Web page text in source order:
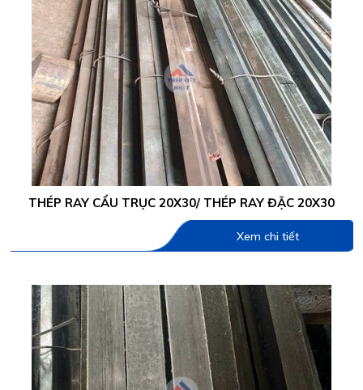
THÉP RAY CẨU TRỤC 20X30/ THÉP RAY ĐẶC 20X30
Xem chi tiết